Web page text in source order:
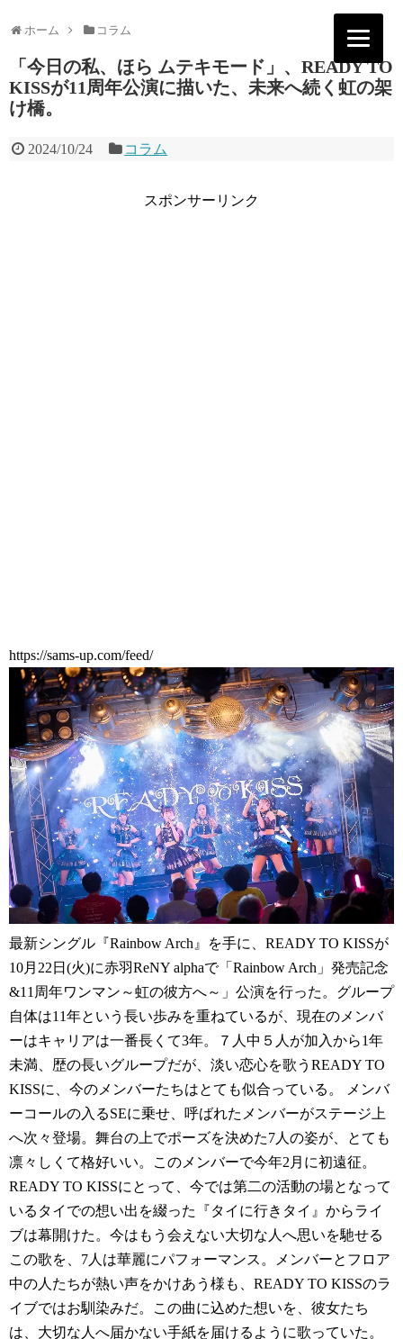
ホーム コラム
「今日の私、ほら ムテキモード」、READY TO
KISSが11周年公演に描いた、未来へ続く虹の架
け橋。
2024/10/24 コラム
スポンサーリンク
https://sams-up.com/feed/
最新シングル『Rainbow Arch』を手に、READY TO KISSが
10月22日(火)に赤羽ReNY alphaで「Rainbow Arch」発売記念
&11周年ワンマン～虹の彼方へ～」公演を行った。グループ
自体は11年という長い歩みを重ねているが、現在のメンバ
ーはキャリアは一番長くて3年。７人中５人が加入から1年
未満、歴の長いグループだが、淡い恋心を歌うREADY TO
KISSに、今のメンバーたちはとても似合っている。 メンバ
ーコールの入るSEに乗せ、呼ばれたメンバーがステージ上
へ次々登場。舞台の上でポーズを決めた7人の姿が、とても
凛々しくて格好いい。このメンバーで今年2月に初遠征。
READY TO KISSにとって、今では第二の活動の場となって
いるタイでの想い出を綴った『タイに行きタイ』からライ
ブは幕開けた。今はもう会えない大切な人へ思いを馳せる
この歌を、7人は華麗にパフォーマンス。メンバーとフロア
中の人たちが熱い声をかけあう様も、READY TO KISSのラ
イブではお馴染みだ。この曲に込めた想いを、彼女たち
は、大切な人へ届かない手紙を届けるように歌っていた。